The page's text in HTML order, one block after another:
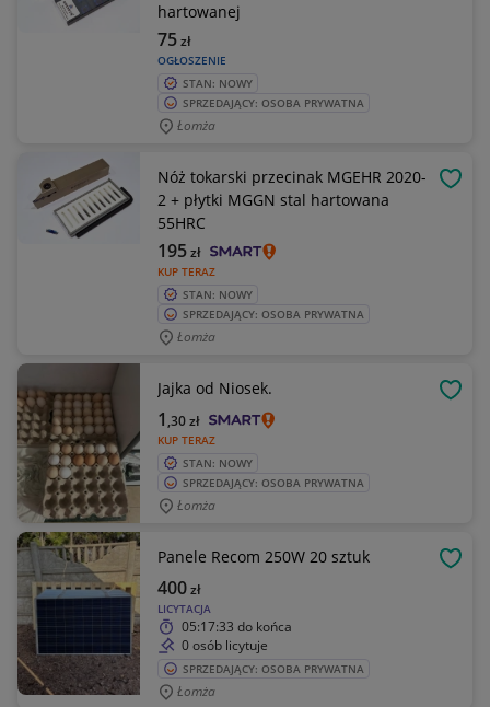
hartowanej
OGŁOSZENIE
75zł
STAN: NOWY
SPRZEDAJĄCY: OSOBA PRYWATNA
Łomża
Nóż tokarski przecinak MGEHR 2020-
2 + płytki MGGN stal hartowana
55HRC
KUP TERAZ
195zł
STAN: NOWY
SPRZEDAJĄCY: OSOBA PRYWATNA
Łomża
Jajka od Niosek.
KUP TERAZ
1 ,30zł
STAN: NOWY
SPRZEDAJĄCY: OSOBA PRYWATNA
Łomża
Panele Recom 250W 20 sztuk
LICYTACJA
400zł
05:17:33 do końca
0 osób licytuje
SPRZEDAJĄCY: OSOBA PRYWATNA
Łomża